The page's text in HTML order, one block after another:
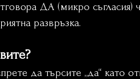
ДА (микро съгласия)
развръзка.
да търсите „да“ като